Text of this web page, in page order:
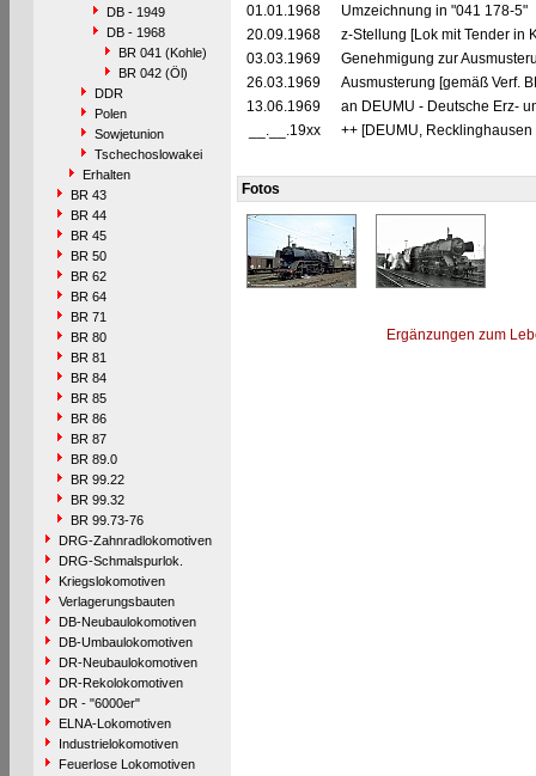
DB - 1949
DB - 1968
BR 041 (Kohle)
BR 042 (Öl)
DDR
Polen
Sowjetunion
Tschechoslowakei
Erhalten
BR 43
BR 44
BR 45
BR 50
BR 62
BR 64
BR 71
BR 80
BR 81
BR 84
BR 85
BR 86
BR 87
BR 89.0
BR 99.22
BR 99.32
BR 99.73-76
DRG-Zahnradlokomotiven
DRG-Schmalspurlok.
Kriegslokomotiven
Verlagerungsbauten
DB-Neubaulokomotiven
DB-Umbaulokomotiven
DR-Neubaulokomotiven
DR-Rekolokomotiven
DR - "6000er"
ELNA-Lokomotiven
Industrielokomotiven
Feuerlose Lokomotiven
01.01.1968
Umzeichnung in "041 178-5"
20.09.1968
z-Stellung [Lok mit Tender in
03.03.1969
Genehmigung zur
26.03.1969
Ausmusterung [gemäß Verf.
13.06.1969
an DEUMU - Deutsche Erz-
__.__.19xx
++ [DEUMU, Recklinghausen
Fotos
Ergänzungen zum